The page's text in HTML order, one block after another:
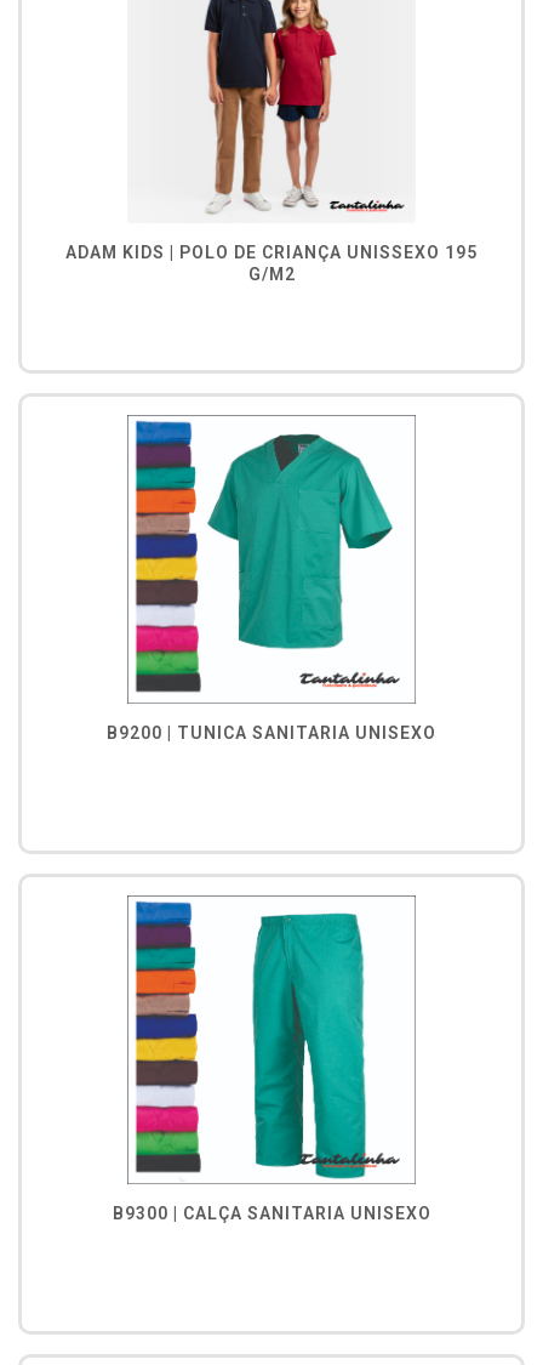
ADAM KIDS | POLO DE CRIANÇA UNISSEXO 195
G/M2
B9200 | TUNICA SANITARIA UNISEXO
B9300 | CALÇA SANITARIA UNISEXO